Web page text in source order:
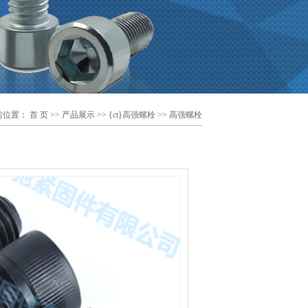
置： 首 页>> 产品展示>> {ct}高强螺栓>> 高强螺栓